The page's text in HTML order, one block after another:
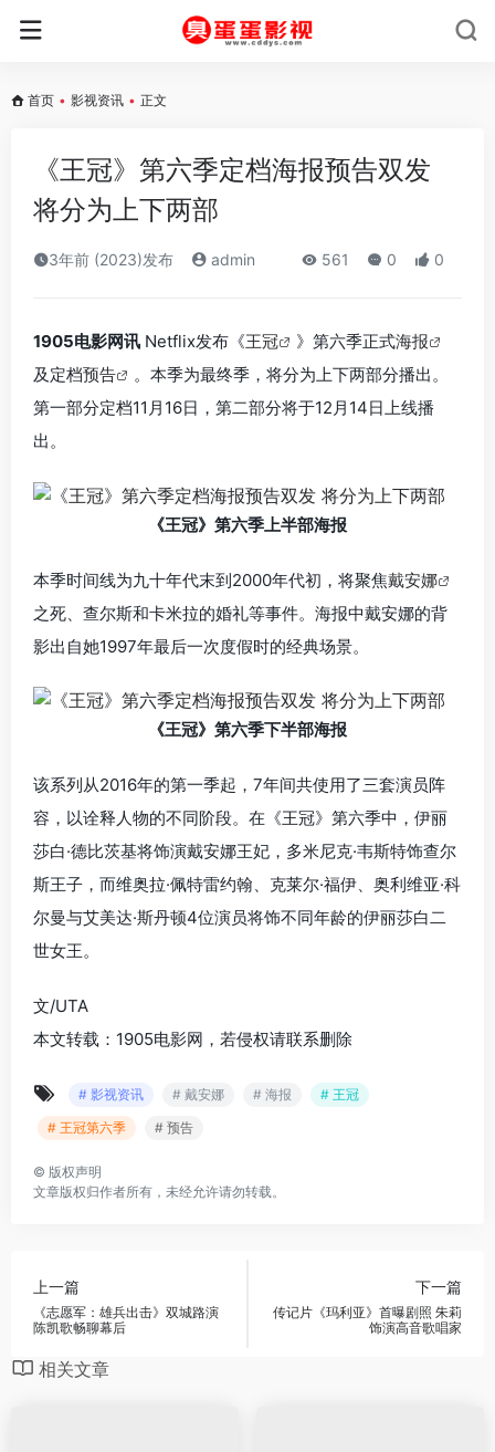
首页 • 影视资讯 • 正文
《王冠》第六季定档海报预告双发
将分为上下两部
3年前 (2023)发布 admin 561 0 0
1905电影网讯 Netflix发布《王冠 》第六季正式海报
及定档预告
。本季为最终季，将分为上下两部分播出。
第一部分定档11月16日，第二部分将于12月14日上线播
出。
《王冠》第六季上半部海报
本季时间线为九十年代末到2000年代初，将聚焦戴安娜
之死、查尔斯和卡米拉的婚礼等事件。海报中戴安娜的背
影出自她1997年最后一次度假时的经典场景。
《王冠》第六季下半部海报
该系列从2016年的第一季起，7年间共使用了三套演员阵
容，以诠释人物的不同阶段。在《王冠》第六季中， 伊丽
莎白·德比茨基将饰演戴安娜王妃 ， 多米尼克·韦斯特饰查尔
斯王子 ，而维奥拉·佩特雷约翰、 克莱尔·福伊、奥利维亚·科
尔曼与艾美达·斯丹顿4位演员将饰不同年龄的伊丽莎白二
世女王。
文/UTA
本文转载：1905电影网，若侵权请联系删除
# 影视资讯 # 戴安娜 # 海报
# 王冠
# 王冠第六季
# 预告
© 版权声明
文章版权归作者所有，未经允许请勿转载。
上一篇
《志愿军：雄兵出击》双城路演
陈凯歌畅聊幕后
下一篇
传记片《玛利亚》首曝剧照 朱莉
饰演高音歌唱家
相关文章